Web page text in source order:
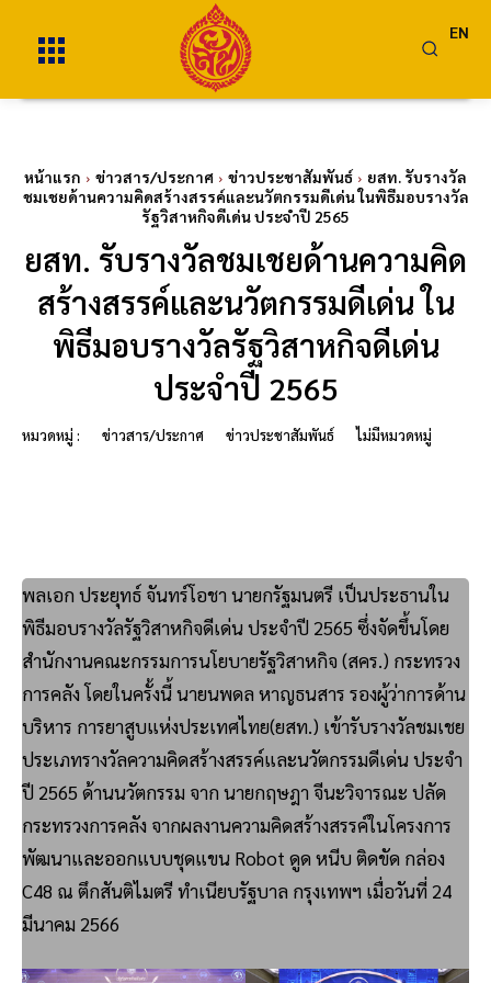
EN
หน้าแรก ข่าวสาร/ประกาศ ข่าวประชาสัมพันธ์
ยสท. รับรางวัล
ชมเชยด้านความคิดสร้างสรรค์และนวัตกรรมดีเด่น ในพิธีมอบรางวัล
รัฐวิสาหกิจดีเด่น ประจำปี 2565
ยสท. รับรางวัลชมเชยด้านความคิด
สร้างสรรค์และนวัตกรรมดีเด่น ใน
พิธีมอบรางวัลรัฐวิสาหกิจดีเด่น
ประจำปี 2565
หมวดหมู่ : ข่าวสาร/ประกาศ ข่าวประชาสัมพันธ์ ไม่มีหมวดหมู่
พลเอก ประยุทธ์ จันทร์โอชา นายกรัฐมนตรี เป็นประธานใน
พิธีมอบรางวัลรัฐวิสาหกิจดีเด่น ประจำปี 2565 ซึ่งจัดขึ้นโดย
สำนักงานคณะกรรมการนโยบายรัฐวิสาหกิจ (สคร.) กระทรวง
การคลัง โดยในครั้งนี้ นายนพดล หาญธนสาร รองผู้ว่าการด้าน
บริหาร การยาสูบแห่งประเทศไทย(ยสท.) เข้ารับรางวัลชมเชย
ประเภทรางวัลความคิดสร้างสรรค์และนวัตกรรมดีเด่น ประจำ
ปี 2565 ด้านนวัตกรรม จาก นายกฤษฎา จีนะวิจารณะ ปลัด
กระทรวงการคลัง จากผลงานความคิดสร้างสรรค์ในโครงการ
พัฒนาและออกแบบชุดแขน Robot ดูด หนีบ ติดขัด กล่อง
C48 ณ ตึกสันติไมตรี ทำเนียบรัฐบาล กรุงเทพฯ เมื่อวันที่ 24
มีนาคม 2566